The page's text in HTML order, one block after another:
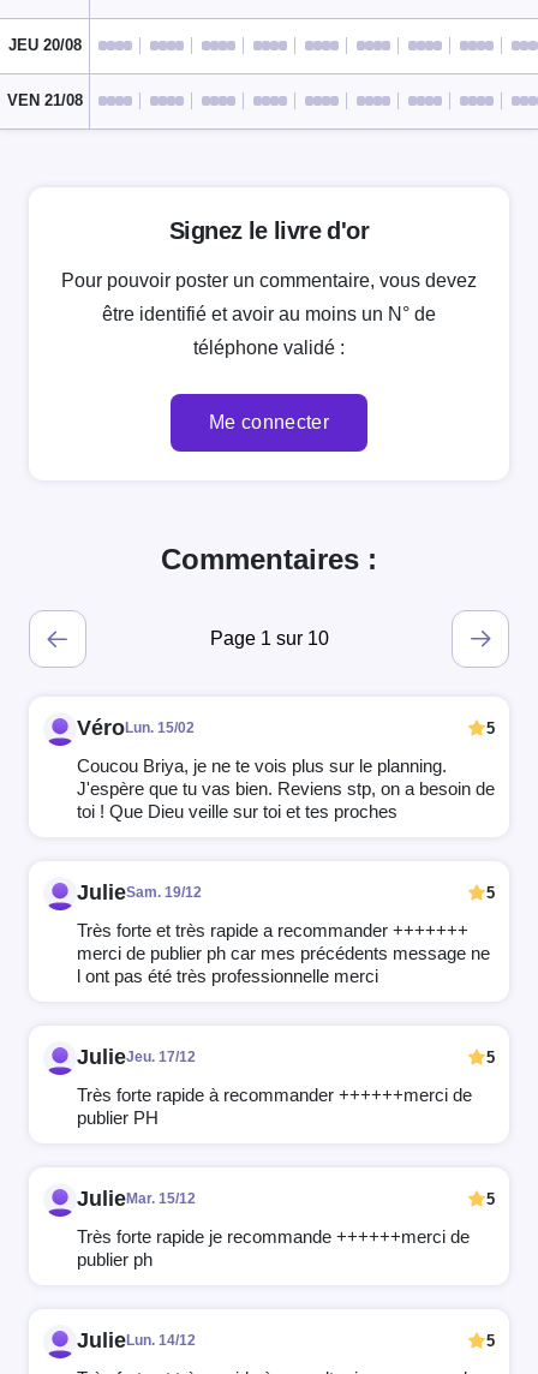
JEU 20/08
VEN 21/08
Signez le livre d'or
Pour pouvoir poster un commentaire, vous devez
être identifié et avoir au moins un N° de
téléphone validé :
Me connecter
Commentaires :
Page 1 sur 10
VéroLun. 15/02 5
Coucou Briya, je ne te vois plus sur le planning.
J'espère que tu vas bien. Reviens stp, on a besoin de
toi ! Que Dieu veille sur toi et tes proches
JulieSam. 19/12 5
Très forte et très rapide a recommander +++++++
merci de publier ph car mes précédents message ne
l ont pas été très professionnelle merci
JulieJeu. 17/12 5
Très forte rapide à recommander ++++++merci de
publier PH
JulieMar. 15/12 5
Très forte rapide je recommande ++++++merci de
publier ph
JulieLun. 14/12 5